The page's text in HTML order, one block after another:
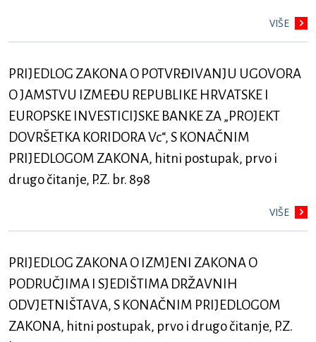
VIŠE
PRIJEDLOG ZAKONA O POTVRĐIVANJU UGOVORA
O JAMSTVU IZMEĐU REPUBLIKE HRVATSKE I
EUROPSKE INVESTICIJSKE BANKE ZA „PROJEKT
DOVRŠETKA KORIDORA Vc“, S KONAČNIM
PRIJEDLOGOM ZAKONA, hitni postupak, prvo i
drugo čitanje, P.Z. br. 898
VIŠE
PRIJEDLOG ZAKONA O IZMJENI ZAKONA O
PODRUČJIMA I SJEDIŠTIMA DRŽAVNIH
ODVJETNIŠTAVA, S KONAČNIM PRIJEDLOGOM
ZAKONA, hitni postupak, prvo i drugo čitanje, P.Z.